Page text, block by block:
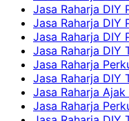
Jasa Raharja DIY
Jasa Raharja DIY
Jasa Raharja DIY
Jasa Raharja DIY
Jasa Raharja
Jasa Raharja DIY
Jasa Raharja
Jasa Raharja